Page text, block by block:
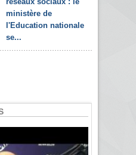
ministère de
l'Education nationale
se...